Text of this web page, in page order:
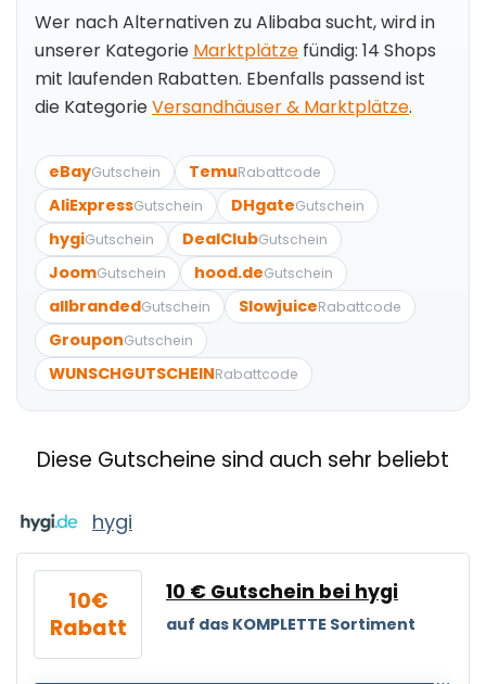
Wer nach Alternativen zu Alibaba sucht, wird in
unserer Kategorie Marktplätze fündig: 14 Shops
mit laufenden Rabatten. Ebenfalls passend ist
die KategorieVersandhäuser & Marktplätze.
eBayGutschein TemuRabattcode
AliExpressGutschein DHgateGutschein
hygiGutschein DealClubGutschein
JoomGutschein hood.deGutschein
allbrandedGutschein SlowjuiceRabattcode
GrouponGutschein
WUNSCHGUTSCHEINRabattcode
Diese Gutscheine sind auch sehr beliebt
hygi
10€
Rabatt
10 € Gutschein bei hygi
auf das KOMPLETTE Sortiment